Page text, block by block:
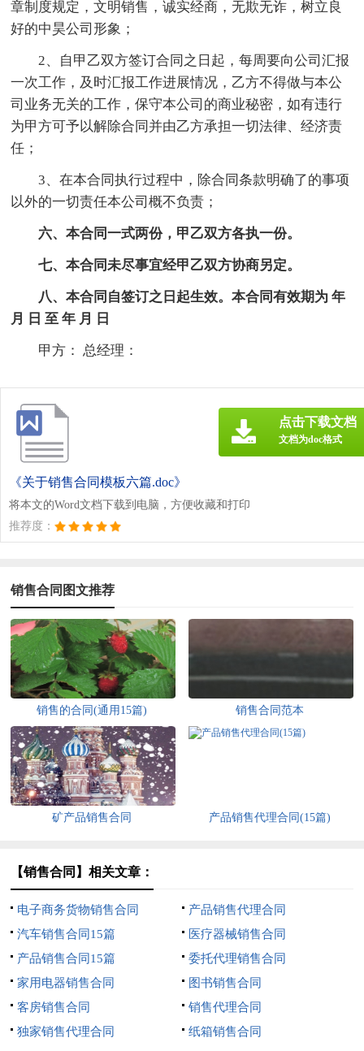
章制度规定，文明销售，诚实经商，无欺无诈，树立良
好的中昊公司形象；
2、自甲乙双方签订合同之日起，每周要向公司汇报
一次工作，及时汇报工作进展情况，乙方不得做与本公
司业务无关的工作，保守本公司的商业秘密，如有违行
为甲方可予以解除合同并由乙方承担一切法律、经济责
任；
3、在本合同执行过程中，除合同条款明确了的事项
以外的一切责任本公司概不负责；
六、本合同一式两份，甲乙双方各执一份。
七、本合同未尽事宜经甲乙双方协商另定。
八、本合同自签订之日起生效。本合同有效期为 年
月 日 至 年 月 日
甲方： 总经理：
《关于销售合同模板六篇.doc》
将本文的Word文档下载到电脑，方便收藏和打印
推荐度：
点击下载文档
文档为doc格式
销售合同图文推荐
销售的合同(通用15篇) 销售合同范本
矿产品销售合同 产品销售代理合同(15篇)
【销售合同】相关文章：
电子商务货物销售合同
产品销售代理合同
汽车销售合同15篇
医疗器械销售合同
产品销售合同15篇
委托代理销售合同
家用电器销售合同
图书销售合同
客房销售合同
销售代理合同
独家销售代理合同
纸箱销售合同